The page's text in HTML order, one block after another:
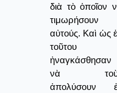
διὰ τὸ ὁποῖον
τιμωρήσουν
αὐτούς. Καὶ ὡς
τοῦτου
ἠναγκάσθησαν
νὰ
ἀπολύσουν